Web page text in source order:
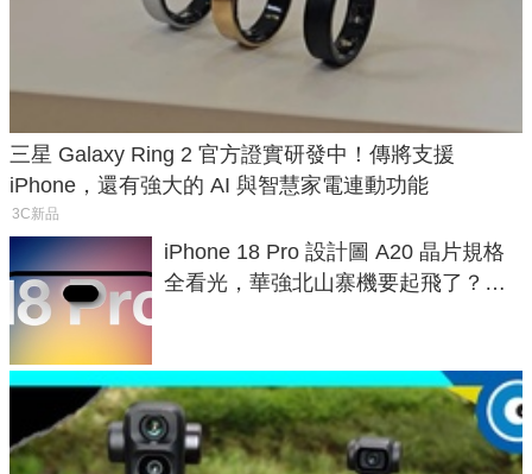
三星 Galaxy Ring 2 官方證實研發中！傳將支援
iPhone，還有強大的 AI 與智慧家電連動功能
3C新品
iPhone 18 Pro 設計圖 A20 晶片規格
全看光，華強北山寨機要起飛了？專